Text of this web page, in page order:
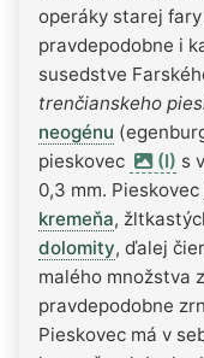
operáky starej
pravdepodobne i
susedstve
trenčianskeho
neogénu
pieskovec
(I) s
0,3 mm.
kremeňa,
dolomity, ďalej
malého množstva
pravdepodobne
Pieskovec má v